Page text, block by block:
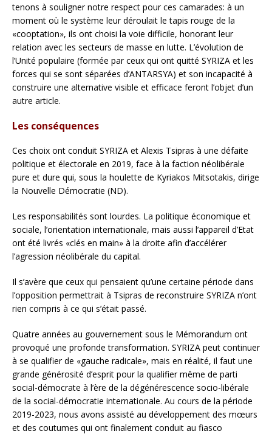
tenons à souligner notre respect pour ces camarades: à un
moment où le système leur déroulait le tapis rouge de la
«cooptation», ils ont choisi la voie difficile, honorant leur
relation avec les secteurs de masse en lutte. L’évolution de
l’Unité populaire (formée par ceux qui ont quitté SYRIZA et les
forces qui se sont séparées d’ANTARSYA) et son incapacité à
construire une alternative visible et efficace feront l’objet d’un
autre article.
Les conséquences
Ces choix ont conduit SYRIZA et Alexis Tsipras à une défaite
politique et électorale en 2019, face à la faction néolibérale
pure et dure qui, sous la houlette de Kyriakos Mitsotakis, dirige
la Nouvelle Démocratie (ND).
Les responsabilités sont lourdes. La politique économique et
sociale, l’orientation internationale, mais aussi l’appareil d’Etat
ont été livrés «clés en main» à la droite afin d’accélérer
l’agression néolibérale du capital.
Il s’avère que ceux qui pensaient qu’une certaine période dans
l’opposition permettrait à Tsipras de reconstruire SYRIZA n’ont
rien compris à ce qui s’était passé.
Quatre années au gouvernement sous le Mémorandum ont
provoqué une profonde transformation. SYRIZA peut continuer
à se qualifier de «gauche radicale», mais en réalité, il faut une
grande générosité d’esprit pour la qualifier même de parti
social-démocrate à l’ère de la dégénérescence socio-libérale
de la social-démocratie internationale. Au cours de la période
2019-2023, nous avons assisté au développement des mœurs
et des coutumes qui ont finalement conduit au fiasco